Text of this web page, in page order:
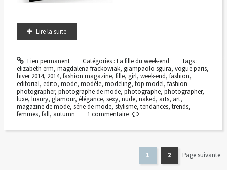
Lire la suite
Lien permanent Catégories : La fille du week-end
Tags :
elizabeth erm, magdalena frackowiak, giampaolo sgura, vogue paris,
hiver 2014, 2014, fashion magazine, fille, girl, week-end, fashion,
editorial, edito, mode, modèle, modeling, top model, fashion
photographer, photographe de mode, photographe, photographer,
luxe, luxury, glamour, élégance, sexy, nude, naked, arts, art,
magazine de mode, série de mode, stylisme, tendances, trends,
femmes, fall, autumn 1commentaire
1 2 Page suivante